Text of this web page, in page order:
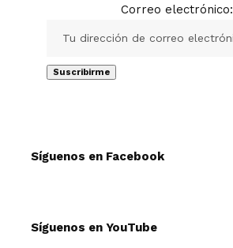
Correo electrónico:
Síguenos en Facebook
Síguenos en YouTube